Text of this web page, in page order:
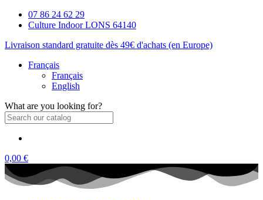
07 86 24 62 29
Culture Indoor LONS 64140
Livraison standard gratuite dès 49€ d'achats (en Europe)
Français
Français
English
What are you looking for?
0,00 €